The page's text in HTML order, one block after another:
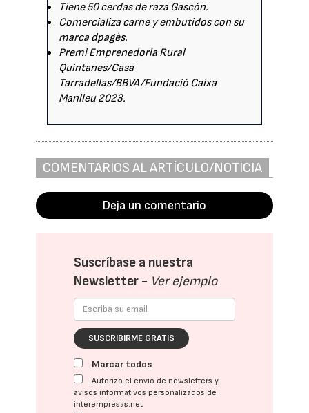
Tiene 50 cerdas de raza Gascón.
Comercializa carne y embutidos con su
marca dpagès.
Premi Emprenedoria Rural
Quintanes/Casa
Tarradellas/BBVA/Fundació Caixa
Manlleu 2023.
COMENTARIOS AL ARTÍCULO/NOTICIA
Deja un comentario
Suscríbase a nuestra
Newsletter - Ver ejemplo
SUSCRIBIRME GRATIS
Marcar todos
Autorizo el envío de newsletters y
avisos informativos personalizados de
interempresas.net